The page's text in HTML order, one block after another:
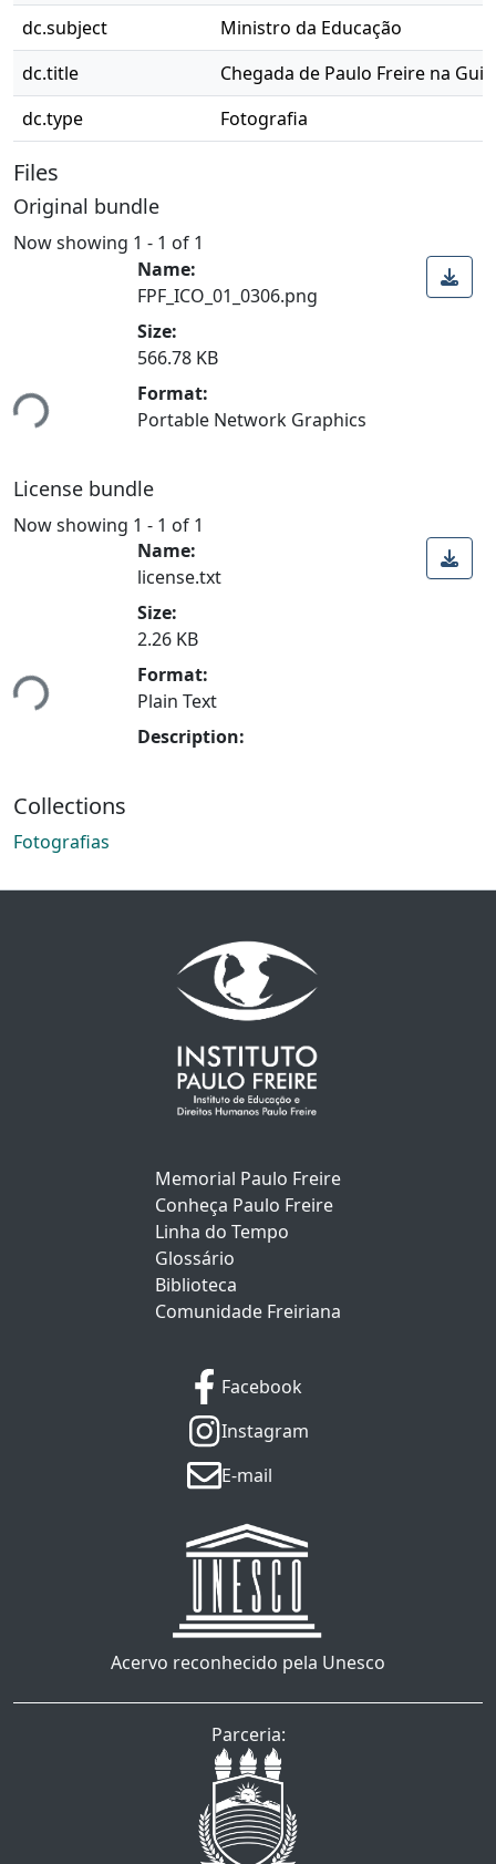
dc.subject
Ministro da Educação
dc.title
Chegada de Paulo Freire na
dc.type
Fotografia
Files
Original bundle
Now showing 1 - 1 of 1
Name:
FPF_ICO_01_0306.png
Size:
566.78 KB
Format:
Portable Network Graphics
License bundle
Now showing 1 - 1 of 1
Name:
license.txt
Size:
2.26 KB
Format:
Plain Text
Description:
Collections
Fotografias
Memorial Paulo Freire
Conheça Paulo Freire
Linha do Tempo
Glossário
Biblioteca
Comunidade Freiriana
Facebook
Instagram
E-mail
Acervo reconhecido pela Unesco
Parceria: